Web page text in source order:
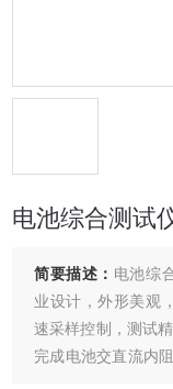
电池综合测试
简要描述： 电池综
业设计，外形美观
速采样控制，测试
完成电池交直流内